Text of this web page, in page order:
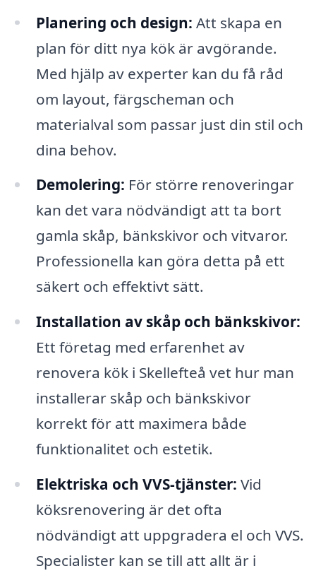
Planering och design: Att skapa en
plan för ditt nya kök är avgörande.
Med hjälp av experter kan du få råd
om layout, färgscheman och
materialval som passar just din stil och
dina behov.
Demolering: För större renoveringar
kan det vara nödvändigt att ta bort
gamla skåp, bänkskivor och vitvaror.
Professionella kan göra detta på ett
säkert och effektivt sätt.
Installation av skåp och bänkskivor:
Ett företag med erfarenhet av
renovera kök i Skellefteå vet hur man
installerar skåp och bänkskivor
korrekt för att maximera både
funktionalitet och estetik.
Elektriska och VVS-tjänster: Vid
köksrenovering är det ofta
nödvändigt att uppgradera el och VVS.
Specialister kan se till att allt är i